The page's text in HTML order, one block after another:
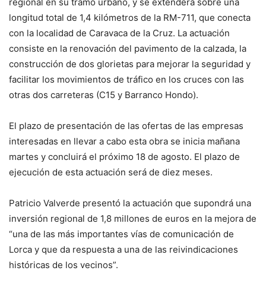
longitud total de 1,4 kilómetros de la RM-711, que conecta
con la localidad de Caravaca de la Cruz. La actuación
consiste en la renovación del pavimento de la calzada, la
construcción de dos glorietas para mejorar la seguridad y
facilitar los movimientos de tráfico en los cruces con las
otras dos carreteras (C15 y Barranco Hondo).
El plazo de presentación de las ofertas de las empresas
interesadas en llevar a cabo esta obra se inicia mañana
martes y concluirá el próximo 18 de agosto. El plazo de
ejecución de esta actuación será de diez meses.
Patricio Valverde presentó la actuación que supondrá una
inversión regional de 1,8 millones de euros en la mejora de
“una de las más importantes vías de comunicación de
Lorca y que da respuesta a una de las reivindicaciones
históricas de los vecinos”.